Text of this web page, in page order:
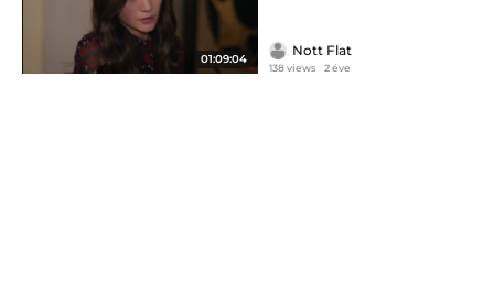
01:09:04
Nott Flat
138 views 2 éve